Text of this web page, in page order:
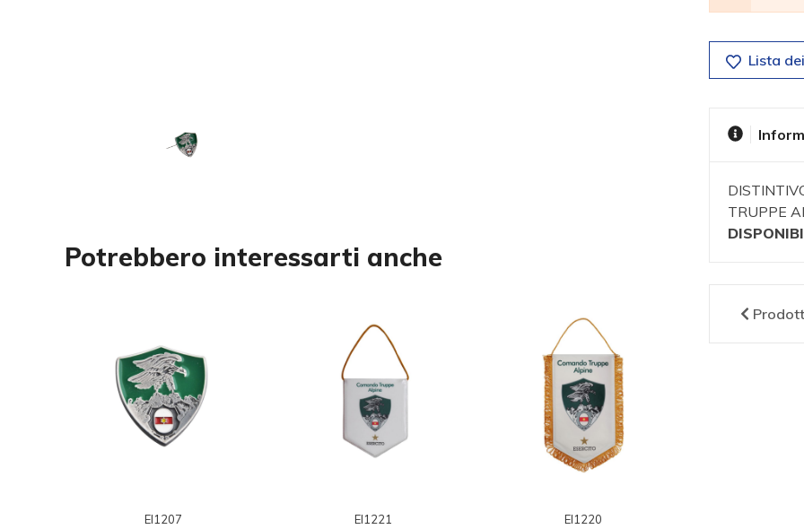
Potrebbero interessarti anche
EI1207 EI1221 EI1220
Lista
TRUPPE